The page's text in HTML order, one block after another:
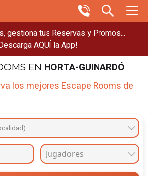
gestiona tus Reservas y Promos...
AQUÍ la App!
EN HORTA-GUINARDÓ
los mejores Escape Rooms de